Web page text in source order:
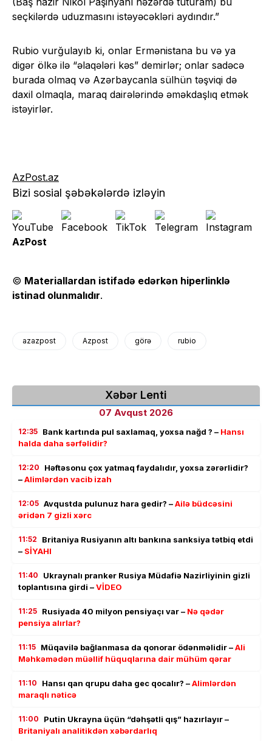
seçkilərdə uduzmasını istəyəcəkləri aydındır.”
Rubio vurğulayıb ki, onlar Ermənistana bu və ya
digər ölkə ilə “əlaqələri kəs” demirlər; onlar sadəcə
burada olmaq və Azərbaycanla sülhün təşviqi də
daxil olmaqla, maraq dairələrində əməkdaşlıq etmək
istəyirlər.
AzPost.az
Bizi sosial şəbəkələrdə izləyin
AzPost
© Materiallardan istifadə edərkən hiperlinklə
istinad olunmalıdır.
azazpost Azpost görə rubio
Xəbər Lenti
07 Avqust 2026
12:35 Bank kartında pul saxlamaq, yoxsa nağd ? – Hansı
halda daha sərfəlidir?
12:20
Həftəsonu çox yatmaq faydalıdır, yoxsa zərərlidir?
–Alimlərdən vacib izah
12:05 Avqustda pulunuz hara gedir? –Ailə büdcəsini
əridən 7 gizli xərc
11:52
Britaniya Rusiyanın altı bankına sanksiya tətbiq etdi
– SİYAHI
11:40
Ukraynalı pranker Rusiya Müdafiə Nazirliyinin gizli
toplantısına girdi –VİDEO
11:25 Rusiyada 40 milyon pensiyaçı var – Nə qədər
pensiya alırlar?
11:15 Müqavilə bağlanmasa da qonorar ödənməlidir –Ali
Məhkəmədən müəllif hüquqlarına dair mühüm qərar
11:10 Hansı qan qrupu daha gec qocalır? –Alimlərdən
maraqlı nəticə
11:00
Putin Ukrayna üçün “dəhşətli qış” hazırlayır –
Britaniyalı analitikdən xəbərdarlıq